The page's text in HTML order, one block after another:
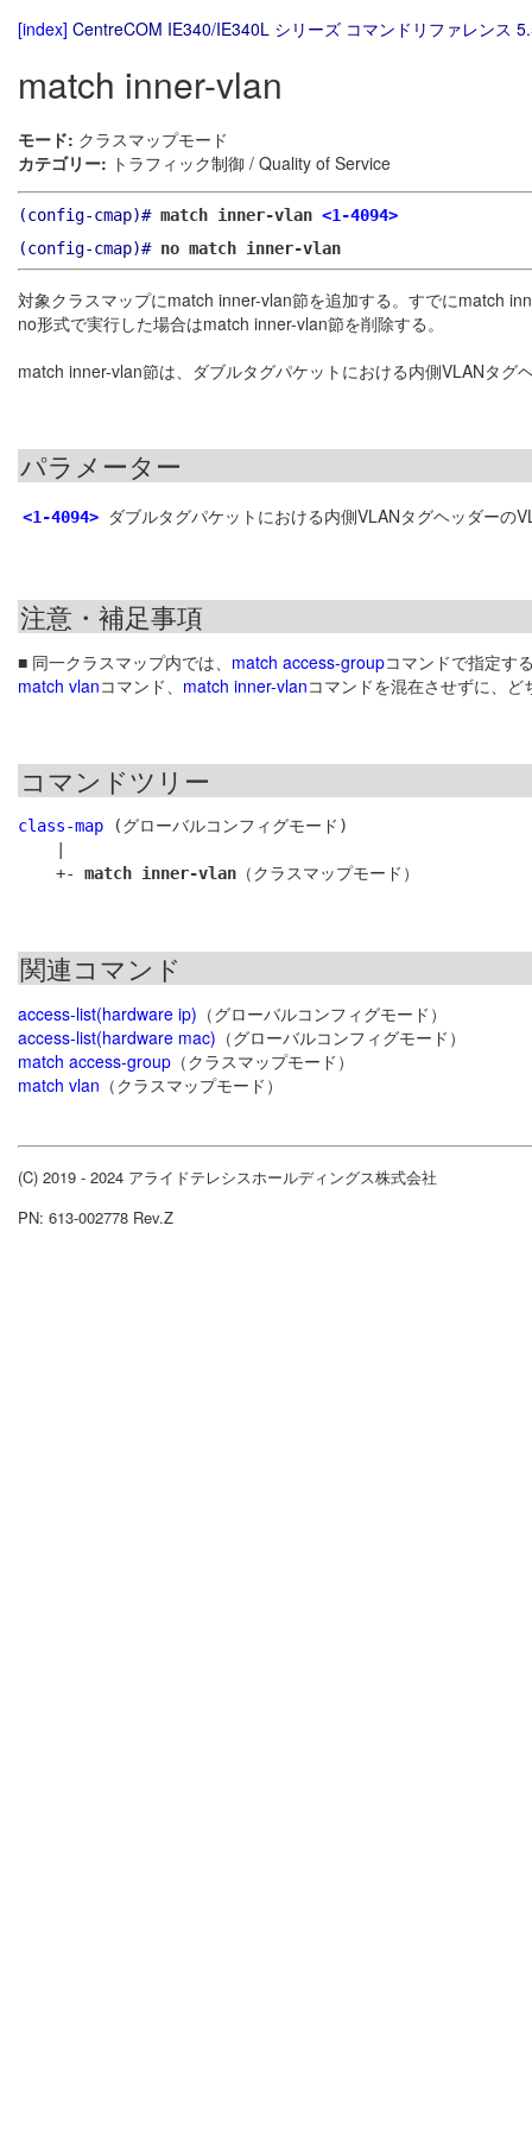
[index] CentreCOM IE340/IE340L シリーズ コマンドリファレンス
match inner-vlan
モード: クラスマップモード
カテゴリー: トラフィック制御 / Quality of Service
(config-cmap)# match inner-vlan <1-4094>
(config-cmap)# no match inner-vlan
対象クラスマップにmatch inner-vlan節を追加する。すでにmatch
no形式で実行した場合はmatch inner-vlan節を削除する。
match inner-vlan節は、ダブルタグパケットにおける内側VLANタ
パラメーター
<1-4094> ダブルタグパケットにおける内側VLANタグヘッダーの
注意・補足事項
■ 同一クラスマップ内では、 match access-groupコマンドで指定す
match vlanコマンド、 match inner-vlanコマンドを混在させずに、
コマンドツリー
class-map (グローバルコンフィグモード)
    +-
match inner-vlan
関連コマンド
access-list(hardware ip) （グローバルコンフィグモード）
access-list(hardware mac) （グローバルコンフィグモード）
match access-group （クラスマップモード）
match vlan （クラスマップモード）
(C) 2019 - 2024 アライドテレシスホールディングス株式会社
PN: 613-002778 Rev.Z